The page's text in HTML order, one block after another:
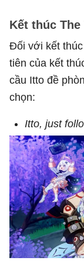
Kết thúc
Đối với kết
tiên của kết
cầu Itto đề
chọn:
Itto, just